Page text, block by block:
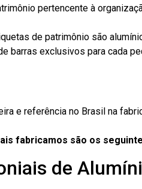
pertencente à
de patrimônio são
barras exclusivos para cada
e referência no Brasil na
fabricamos são os
de